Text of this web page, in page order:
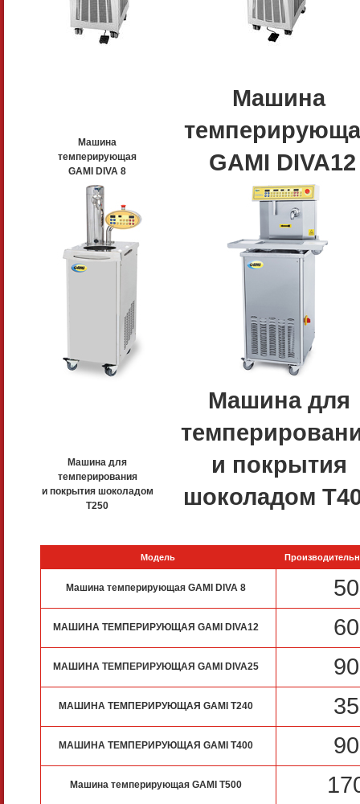
Машина
темперирующая
GAMI DIVA 8
Машина
GAMI DIVA12
Машина для
темперирования
и покрытия шоколадом
T250
Машина для
и покрытия
шоколадом
Модель
Машина темперирующая GAMI DIVA 8 50
МАШИНА ТЕМПЕРИРУЮЩАЯ GAMI DIVA12 60
МАШИНА ТЕМПЕРИРУЮЩАЯ GAMI DIVA25 90
МАШИНА ТЕМПЕРИРУЮЩАЯ GAMI T240 35
МАШИНА ТЕМПЕРИРУЮЩАЯ GAMI T400 90
Машина темперирующая GAMI T500